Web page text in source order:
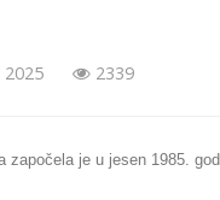
2339
započela je u jesen 1985.